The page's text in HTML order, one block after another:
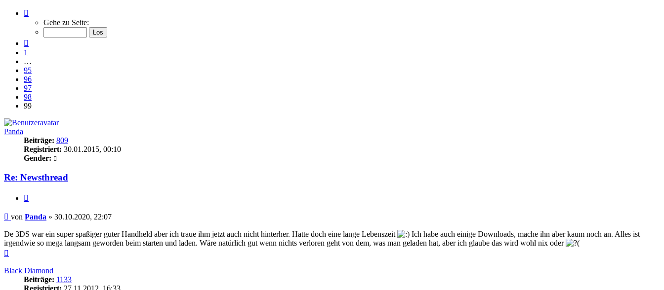
99
von
Gehe zu Seite:
1
…
95
96
97
98
99
Panda
Beiträge: 809
Registriert: 30.01.2015, 00:10
Gender:
Re: Newsthread
Beitrag
von Panda » 30.10.2020, 22:07
De 3DS war ein super spaßiger guter Handheld aber ich traue ihm jetzt auch nicht hinterher. Hatte doch eine lange Lebenszeit
Ich habe auch einige Downloads, mache ihn aber kaum noch an. Alles ist
irgendwie so mega langsam geworden beim starten und laden. Wäre natürlich gut wenn nichts verloren geht von dem, was man geladen hat, aber ich glaube das wird wohl nix oder
Black Diamond
Beiträge: 1133
Registriert: 27.11.2012, 16:33